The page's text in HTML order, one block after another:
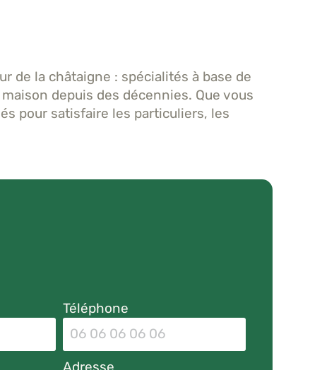
de la châtaigne : spécialités à base de
depuis des décennies. Que vous
pour satisfaire les particuliers, les
Téléphone